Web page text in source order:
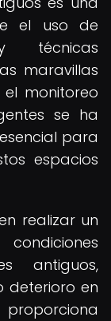
el uso de
técnicas
maravillas
el monitoreo
se ha
para
espacios
realizar un
antiguos,
deterioro en